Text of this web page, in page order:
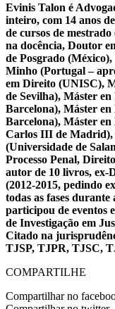
Evinis Talon é
inteiro, com 14 anos
de cursos de
na docência, Doutor
de Posgrado
Minho (Portugal –
em Direito (UNISC),
de Sevilha), Máster
Barcelona), Máster
Barcelona), Máster
Carlos III de
(Universidade de
Processo Penal,
autor de 10 livros, ex-
(2012-2015, pedindo
todas as fases
participou de eventos
de Investigação em
Citado na
TJSP, TJPR, TJSC,
COMPARTILHE
Compartilhar no